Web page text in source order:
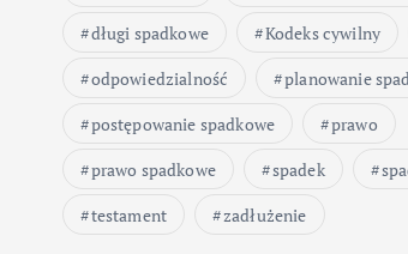
długi spadkowe
Kodeks cywilny
odpowiedzialność
planowanie
postępowanie spadkowe
prawo
prawo spadkowe
spadek
testament
zadłużenie